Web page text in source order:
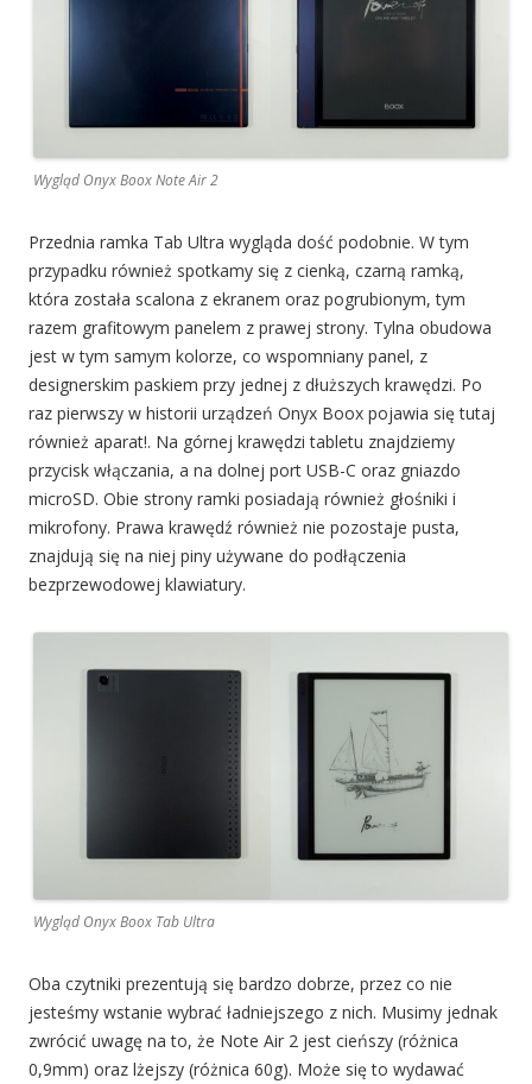
Wygląd Onyx Boox Note Air 2
Przednia ramka Tab Ultra wygląda dość podobnie. W tym
przypadku również spotkamy się z cienką, czarną ramką,
która została scalona z ekranem oraz pogrubionym, tym
razem grafitowym panelem z prawej strony. Tylna obudowa
jest w tym samym kolorze, co wspomniany panel, z
designerskim paskiem przy jednej z dłuższych krawędzi. Po
raz pierwszy w historii urządzeń Onyx Boox pojawia się tutaj
również aparat!. Na górnej krawędzi tabletu znajdziemy
przycisk włączania, a na dolnej port USB-C oraz gniazdo
microSD. Obie strony ramki posiadają również głośniki i
mikrofony. Prawa krawędź również nie pozostaje pusta,
znajdują się na niej piny używane do podłączenia
bezprzewodowej klawiatury.
Wygląd Onyx Boox Tab Ultra
Oba czytniki prezentują się bardzo dobrze, przez co nie
jesteśmy wstanie wybrać ładniejszego z nich. Musimy jednak
zwrócić uwagę na to, że Note Air 2 jest cieńszy (różnica
0,9mm) oraz lżejszy (różnica 60g). Może się to wydawać